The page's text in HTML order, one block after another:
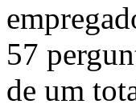
57
de um